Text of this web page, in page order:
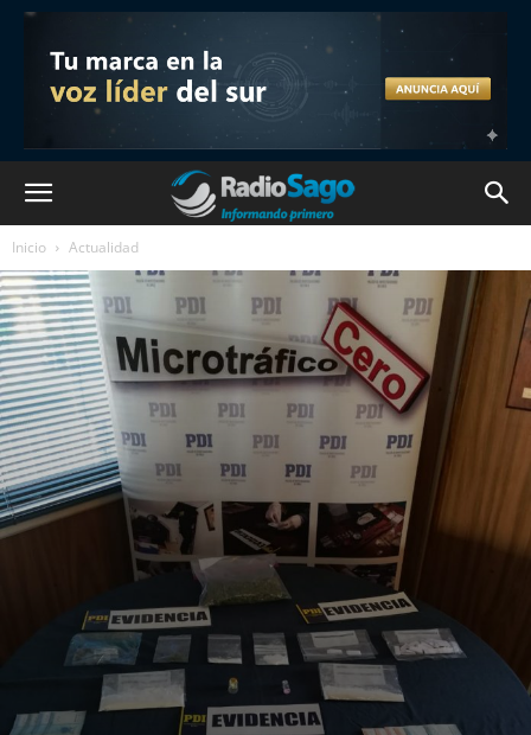
Inicio Actualidad